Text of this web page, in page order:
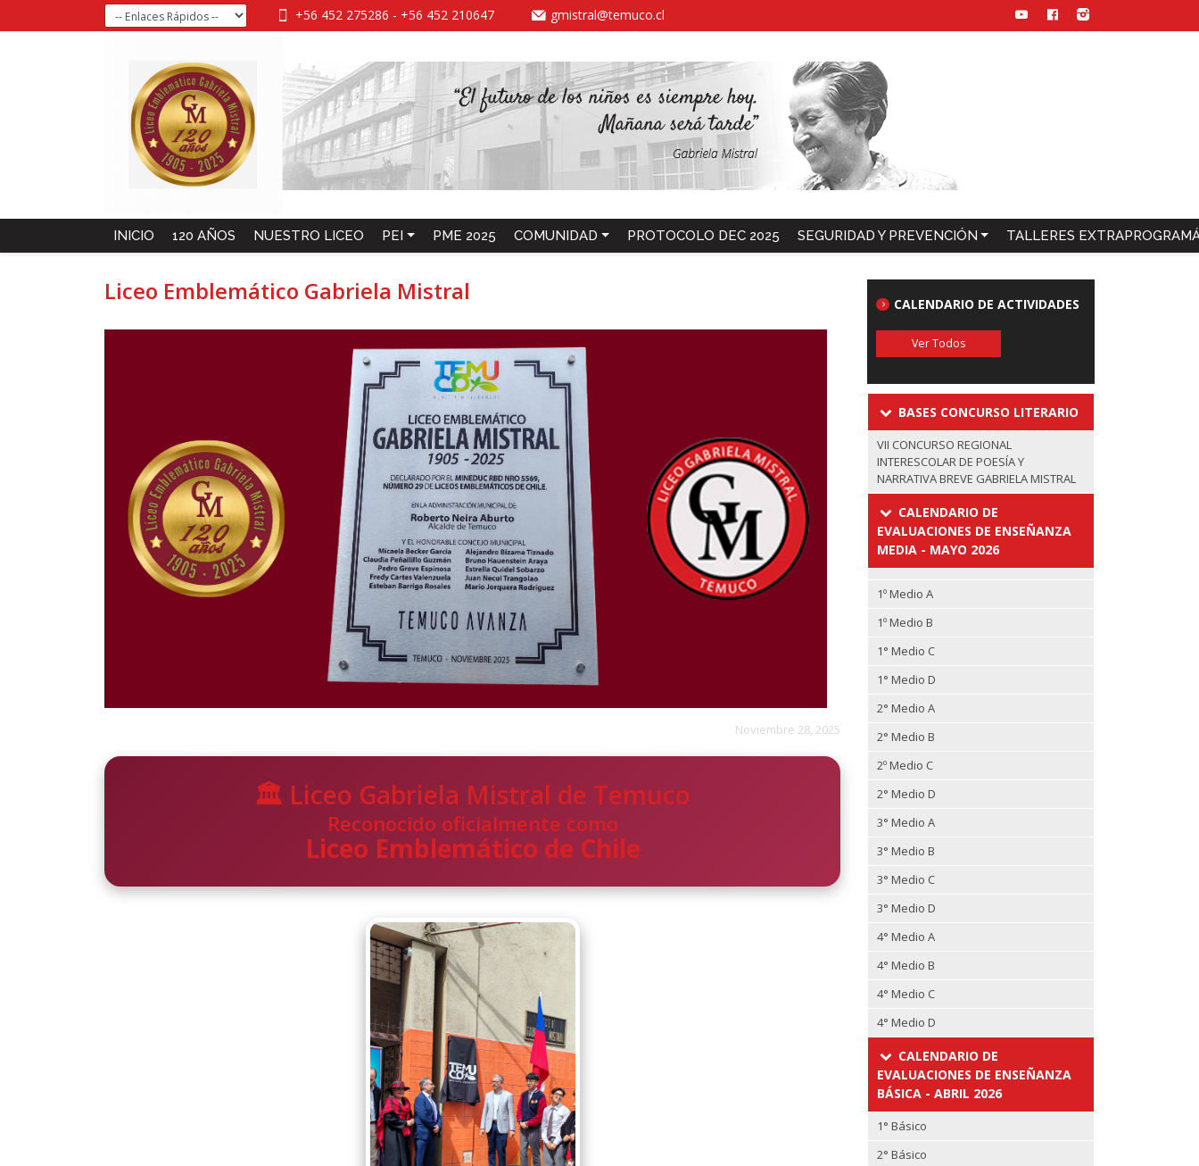
+56 452 275286 - +56 452 210647 gmistral@temuco.cl
INICIO 120 AÑOS NUESTRO LICEO PEI PME 2025 COMUNIDAD PROTOCOLO DEC 2025 SEGURIDAD Y PREVENCIÓN TALLERES
Liceo Emblemático Gabriela Mistral
Noviembre 28, 2025
🏛️ Liceo Gabriela Mistral de Temuco
Reconocido oficialmente como
Liceo Emblemático de Chile
CALENDARIO DE ACTIVIDADES
Ver Todos
BASES CONCURSO LITERARIO
VII CONCURSO REGIONAL
INTERESCOLAR DE POESÍA Y
NARRATIVA BREVE GABRIELA MISTRAL
CALENDARIO DE
EVALUACIONES DE ENSEÑANZA
MEDIA - MAYO 2026
1º Medio A
1º Medio B
1° Medio C
1° Medio D
2° Medio A
2° Medio B
2º Medio C
2° Medio D
3° Medio A
3° Medio B
3° Medio C
3° Medio D
4° Medio A
4° Medio B
4° Medio C
4° Medio D
CALENDARIO DE
EVALUACIONES DE ENSEÑANZA
BÁSICA - ABRIL 2026
1° Básico
2° Básico